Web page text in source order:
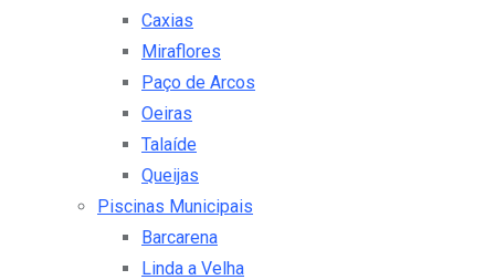
Caxias
Miraflores
Paço de Arcos
Oeiras
Talaíde
Queijas
Piscinas Municipais
Barcarena
Linda a Velha